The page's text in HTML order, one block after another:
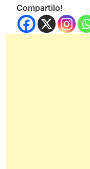
Compartilo!